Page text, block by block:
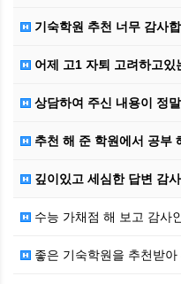
기숙학원 추천 너무 감사
어제 고1 자퇴 고려하고
상담하여 주신 내용이 정
추천 해 준 학원에서 공부
깊이있고 세심한 답변 감
수능 가채점 해 보고 감사
좋은 기숙학원을 추천받